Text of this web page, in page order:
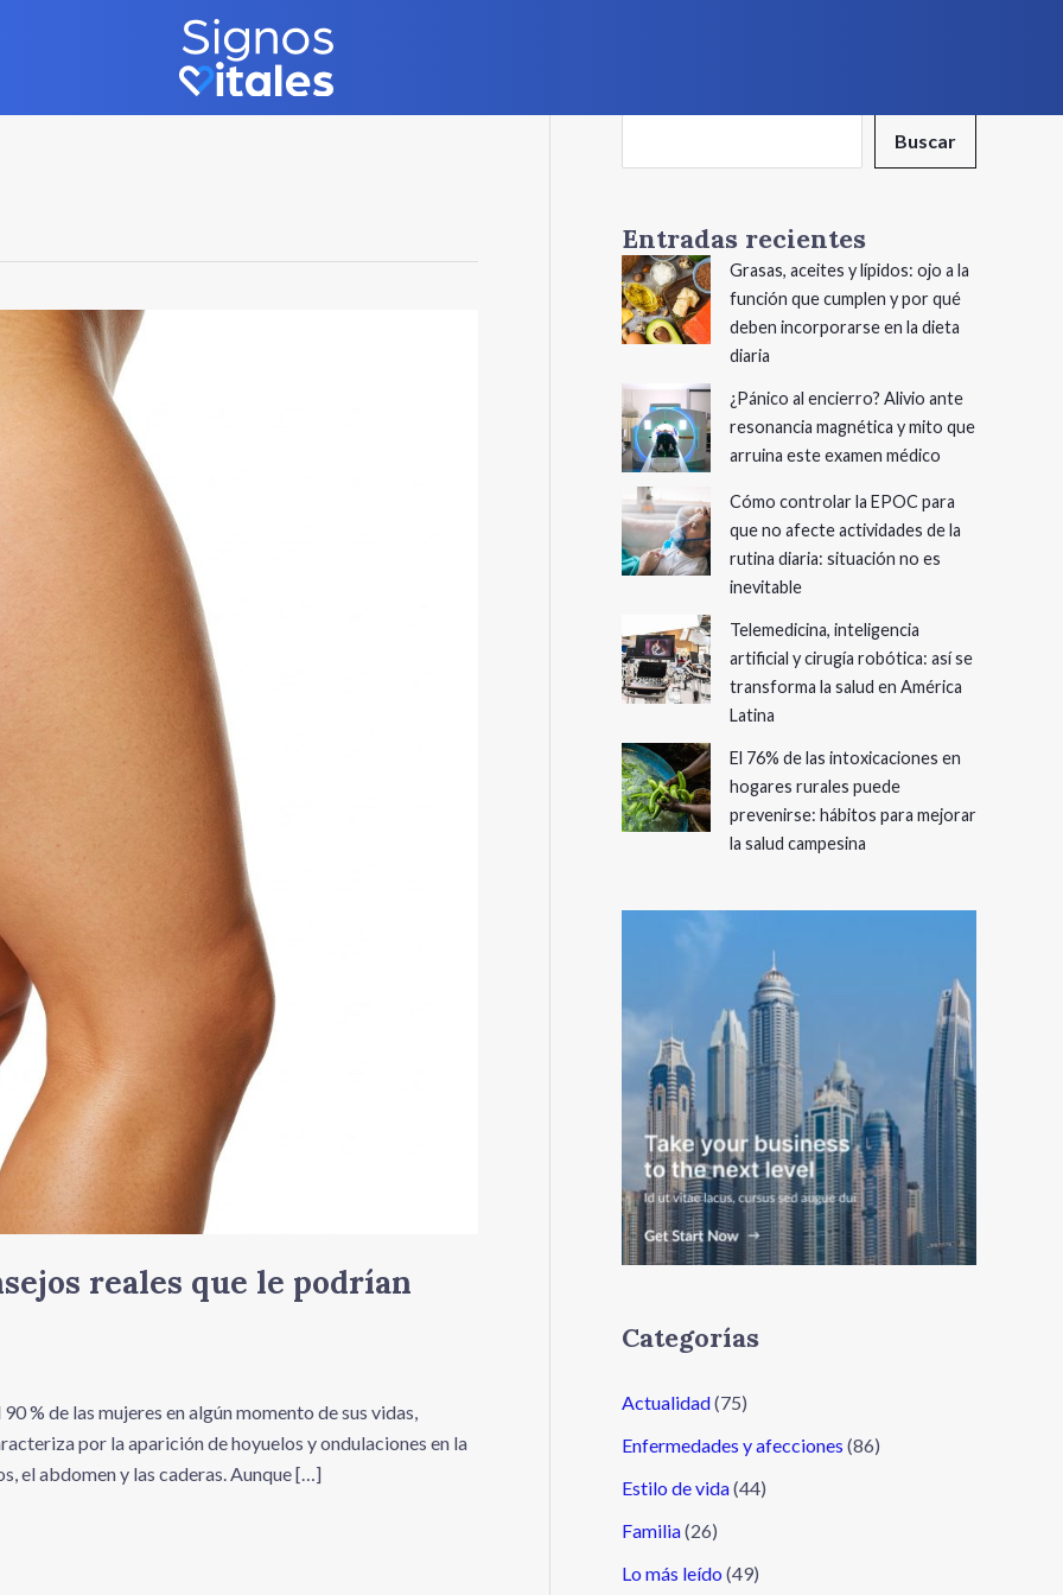
reales que le podrían
% de las mujeres en algún momento de sus vidas,
por la aparición de hoyuelos y ondulaciones en la
el abdomen y las caderas. Aunque […]
Buscar
Entradas recientes
Grasas, aceites y lípidos: ojo a la
función que cumplen y por qué
deben incorporarse en la dieta
diaria
¿Pánico al encierro? Alivio ante
resonancia magnética y mito que
arruina este examen médico
Cómo controlar la EPOC para
que no afecte actividades de la
rutina diaria: situación no es
inevitable
Telemedicina, inteligencia
artificial y cirugía robótica: así se
transforma la salud en América
Latina
El 76% de las intoxicaciones en
hogares rurales puede
prevenirse: hábitos para mejorar
la salud campesina
Categorías
Actualidad(75)
Enfermedades y afecciones (86)
Estilo de vida(44)
Familia(26)
Lo más leído (49)